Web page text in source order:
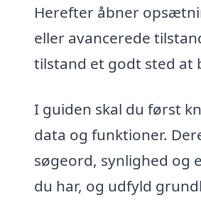
Herefter åbner
eller avancerede
tilstand et godt sted at
I guiden skal du først
data og funktioner.
søgeord, synlighed og
du har, og udfyld